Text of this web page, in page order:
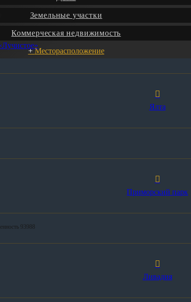
Земельные участки
Коммерческая недвижимость
Месторасположение
Ялта
Приморский парк
Ливадия
93988